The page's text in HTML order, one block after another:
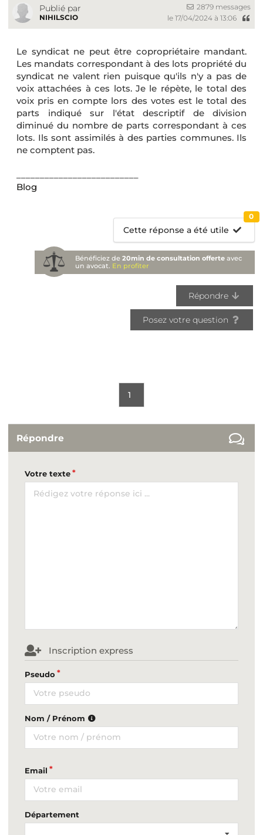
Publié par
NIHILSCIO
2879 messages
le 17/04/2024 à 13:06
Le syndicat ne peut être copropriétaire mandant.
Les mandats correspondant à des lots propriété du
syndicat ne valent rien puisque qu'ils n'y a pas de
voix attachées à ces lots. Je le répète, le total des
voix pris en compte lors des votes est le total des
parts indiqué sur l'état descriptif de division
diminué du nombre de parts correspondant à ces
lots. Ils sont assimilés à des parties communes. Ils
ne comptent pas.
Blog
Cette réponse a été utile
0
Bénéficiez de20min de consultation offerte avec
un avocat. En profiter
Répondre
Posez votre question
1
Répondre
Votre texte
Inscription express
Pseudo
Nom / Prénom
Email
Département